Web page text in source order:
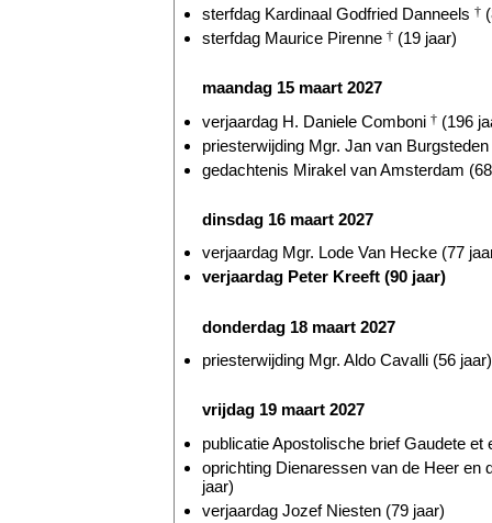
sterfdag Kardinaal Godfried Danneels †
sterfdag Maurice Pirenne † (19 jaar)
maandag 15 maart 2027
verjaardag H. Daniele Comboni † (196
priesterwijding Mgr. Jan van
gedachtenis Mirakel van Amsterdam
dinsdag 16 maart 2027
verjaardag Mgr. Lode Van Hecke (77
verjaardag Peter Kreeft (90 jaar)
donderdag 18 maart 2027
priesterwijding Mgr. Aldo Cavalli (56 jaar)
vrijdag 19 maart 2027
publicatie Apostolische brief Gaudete et
oprichting Dienaressen van de Heer en
jaar)
verjaardag Jozef Niesten (79 jaar)